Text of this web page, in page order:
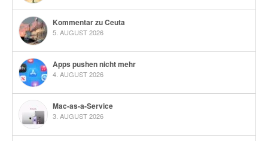
Kommentar zu Ceuta
5. AUGUST 2026
Apps pushen nicht mehr
4. AUGUST 2026
Mac-as-a-Service
3. AUGUST 2026